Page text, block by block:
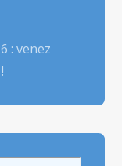
: venez